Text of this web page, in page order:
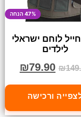
47% הנחה
לוחם ישראלי
לילדים
₪
₪79.90
ורכישה